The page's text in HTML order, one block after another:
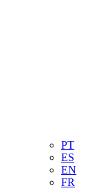
PT
ES
EN
FR